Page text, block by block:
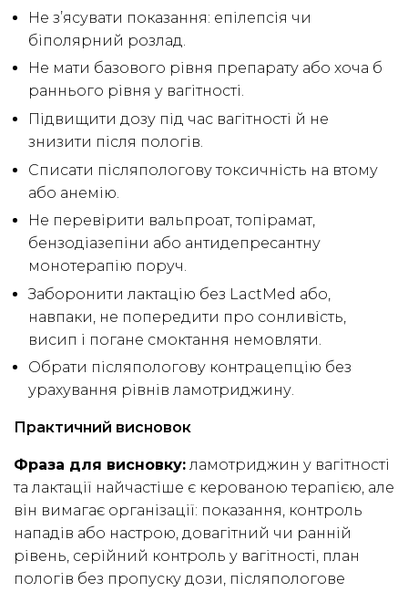
Не з’ясувати показання: епілепсія чи
біполярний розлад.
Не мати базового рівня препарату або хоча б
раннього рівня у вагітності.
Підвищити дозу під час вагітності й не
знизити після пологів.
Списати післяпологову токсичність на втому
або анемію.
Не перевірити вальпроат, топірамат,
бензодіазепіни або антидепресантну
монотерапію поруч.
Заборонити лактацію без LactMed або,
навпаки, не попередити про сонливість,
висип і погане смоктання немовляти.
Обрати післяпологову контрацепцію без
урахування рівнів ламотриджину.
Практичний висновок
Фраза для висновку: ламотриджин у вагітності
та лактації найчастіше є керованою терапією, але
він вимагає організації: показання, контроль
нападів або настрою, довагітний чи ранній
рівень, серійний контроль у вагітності, план
пологів без пропуску дози, післяпологове